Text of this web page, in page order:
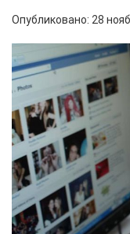
Опубликовано: 28